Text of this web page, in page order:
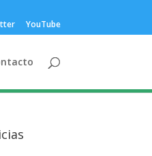
YouTube